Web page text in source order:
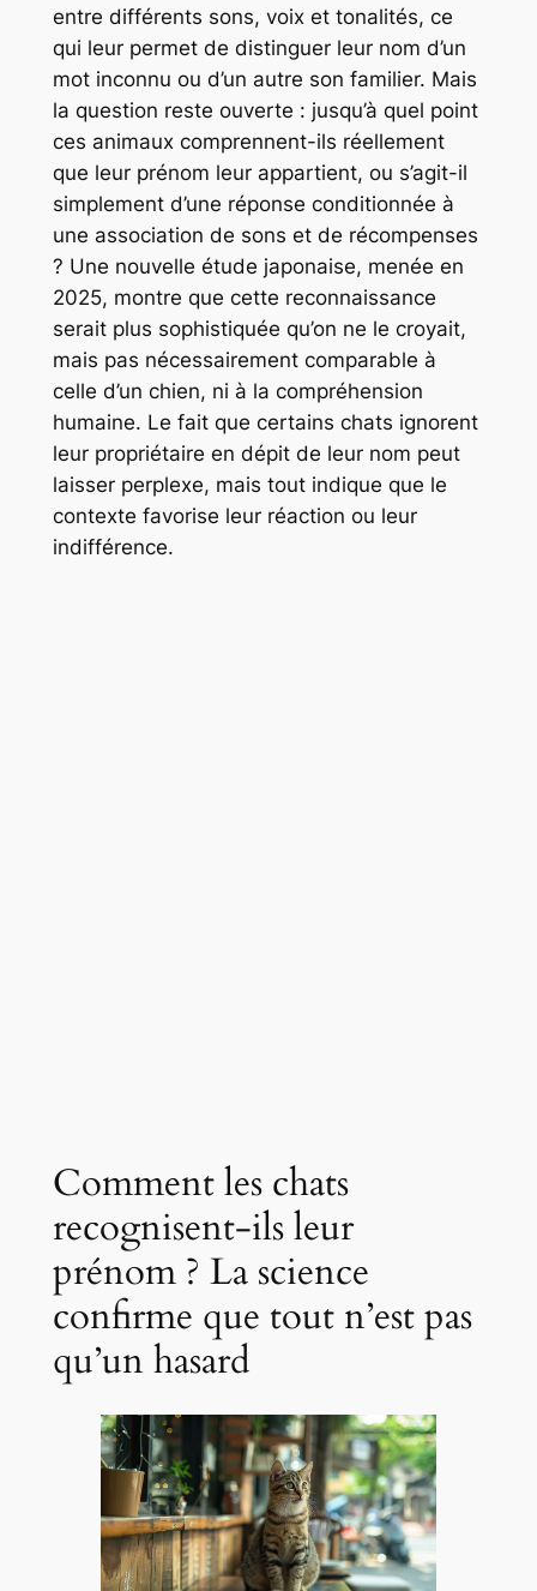
entre différents sons, voix et tonalités, ce
qui leur permet de distinguer leur nom d’un
mot inconnu ou d’un autre son familier. Mais
la question reste ouverte : jusqu’à quel point
ces animaux comprennent-ils réellement
que leur prénom leur appartient, ou s’agit-il
simplement d’une réponse conditionnée à
une association de sons et de récompenses
? Une nouvelle étude japonaise, menée en
2025, montre que cette reconnaissance
serait plus sophistiquée qu’on ne le croyait,
mais pas nécessairement comparable à
celle d’un chien, ni à la compréhension
humaine. Le fait que certains chats ignorent
leur propriétaire en dépit de leur nom peut
laisser perplexe, mais tout indique que le
contexte favorise leur réaction ou leur
indifférence.
Comment les chats
recognisent-ils leur
prénom ? La science
confirme que tout n’est pas
qu’un hasard